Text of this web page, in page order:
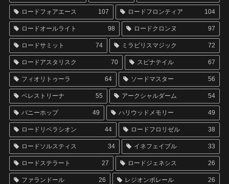
ロードフォアエース 107 ロードフロンティア 104
ロードオールライト 98 ロードクロンヌ 97
ロードサミット 74 ミラビリスマジック 72
ロードアスタリスク 70 スピナテイル 67
フィオリトゥーラ 64 ソードマスター 56
ペレストリーナ 55 アークシャルダーム 54
バニーホップ 49 ハリウッドメモリー 49
ロードリベラシオン 44 ロードフロリゼル 38
ロードソルスティス 34 イネフェイブル 33
ロードステラート 27 ロードジェネシス 26
ファランドール 26 レジオンポレール 26